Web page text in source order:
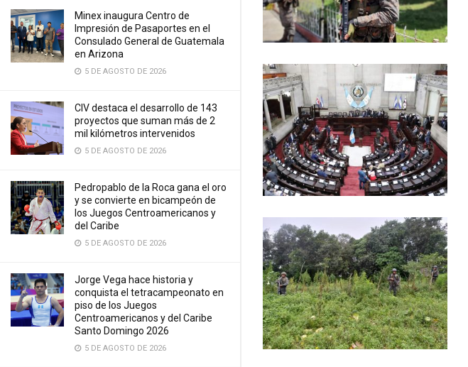
Minex inaugura Centro de
Impresión de Pasaportes en el
Consulado General de Guatemala
en Arizona
5 DE AGOSTO DE 2026
CIV destaca el desarrollo de 143
proyectos que suman más de 2
mil kilómetros intervenidos
5 DE AGOSTO DE 2026
Pedropablo de la Roca gana el oro
y se convierte en bicampeón de
los Juegos Centroamericanos y
del Caribe
5 DE AGOSTO DE 2026
Jorge Vega hace historia y
conquista el tetracampeonato en
piso de los Juegos
Centroamericanos y del Caribe
Santo Domingo 2026
5 DE AGOSTO DE 2026